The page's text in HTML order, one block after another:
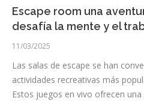
Escape room una
desafía la mente y el
11/03/2025
Las salas de escape se han
actividades recreativas más
Estos juegos en vivo ofrecen